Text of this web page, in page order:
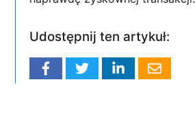
Udostępnij ten artykuł: